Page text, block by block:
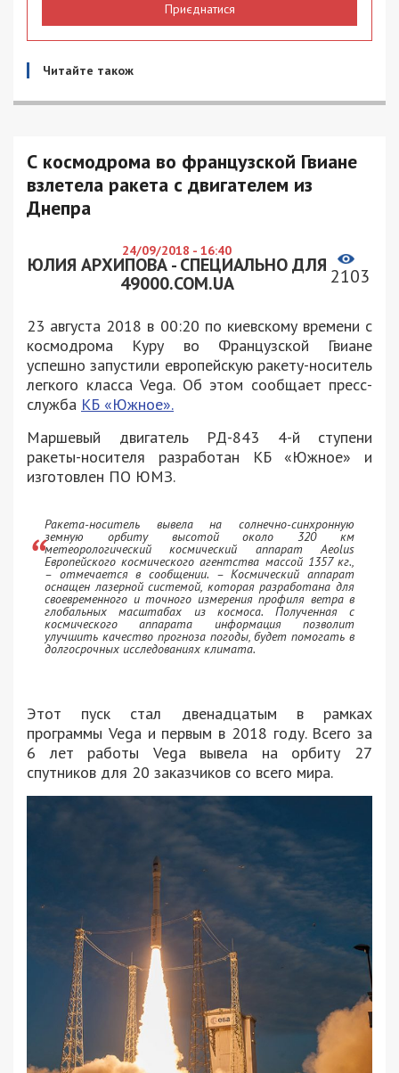
Приєднатися
Читайте також
С космодрома во французской Гвиане
взлетела ракета с двигателем из
Днепра
24/09/2018 - 16:40
ЮЛИЯ АРХИПОВА - СПЕЦИАЛЬНО ДЛЯ
49000.COM.UA
2103
23 августа 2018 в 00:20 по киевскому времени с
космодрома Куру во Французской Гвиане
успешно запустили европейскую ракету-носитель
легкого класса Vega. Об этом сообщает пресс-
служба КБ «Южное».
Маршевый двигатель РД-843 4-й ступени
ракеты-носителя разработан КБ «Южное» и
изготовлен ​​ПО ЮМЗ.
Ракета-носитель вывела на солнечно-синхронную
земную орбиту высотой около 320 км
метеорологический космический аппарат Aeolus
Европейского космического агентства массой 1357 кг.,
– отмечается в сообщении. – Космический аппарат
оснащен лазерной системой, которая разработана для
своевременного и точного измерения профиля ветра в
глобальных масштабах из космоса. Полученная с
космического аппарата информация позволит
улучшить качество прогноза погоды, будет помогать в
долгосрочных исследованиях климата.
Этот пуск стал двенадцатым в рамках
программы Vega и первым в 2018 году. Всего за
6 лет работы Vega вывела на орбиту 27
спутников для 20 заказчиков со всего мира.